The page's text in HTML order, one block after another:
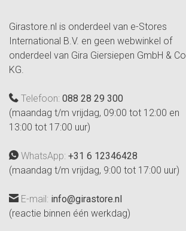
Girastore.nl is onderdeel van e-Stores
International B.V. en geen webwinkel of
onderdeel van Gira Giersiepen GmbH & Co.
KG.
Telefoon: 088 28 29 300
(maandag t/m vrijdag, 09:00 tot 12:00 en
13:00 tot 17:00 uur)
WhatsApp: +31 6 12346428
(maandag t/m vrijdag, 9:00 tot 17:00 uur)
E-mail: info@girastore.nl
(reactie binnen één werkdag)